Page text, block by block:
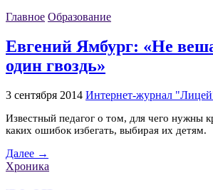
Главное Образование
Евгений Ямбург: «Не
один гвоздь»
3 сентября 2014 Интернет-журнал
Известный педагог о том, для чего нужны
каких ошибок избегать, выбирая их детям.
Далее →
Хроника